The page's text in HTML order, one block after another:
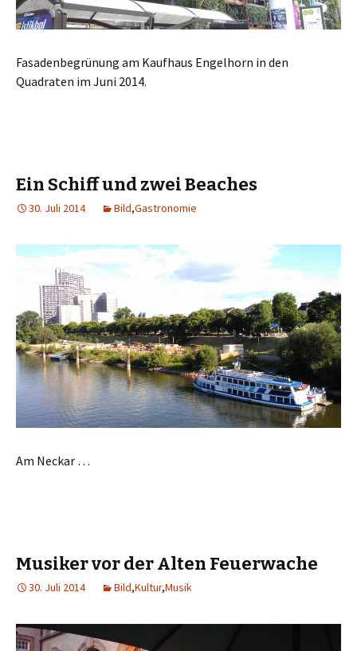
Fasadenbegrünung am Kaufhaus Engelhorn in den
Quadraten im Juni 2014.
Ein Schiff und zwei Beaches
30. Juli 2014 Bild,Gastronomie
Am Neckar …
Musiker vor der Alten Feuerwache
30. Juli 2014 Bild,Kultur,Musik